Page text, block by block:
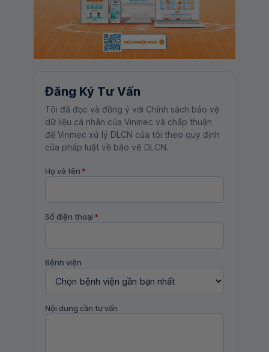
Đăng Ký Tư Vấn
Tôi đã đọc và đồng ý với Chính sách bảo vệ
dữ liệu cá nhân của Vinmec và chấp thuận
để Vinmec xử lý DLCN của tôi theo quy định
của pháp luật về bảo vệ DLCN.
Họ và tên *
Số điện thoại *
Bệnh viện
Nội dung cần tư vấn